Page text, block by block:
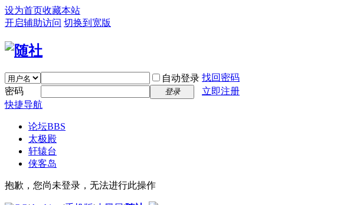
设为首页收藏本站
开启辅助访问 切换到宽版
自动登录 找回密码
密码
登录
立即注册
快捷导航
论坛BBS
太极殿
轩辕台
侠客岛
抱歉，您尚未登录，无法进行此操作